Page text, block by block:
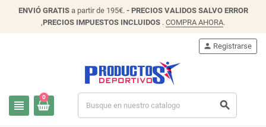
ENVIÓGRATISa partir de 195€. - PRECIOS VALIDOS SALVO ERROR
,PRECIOS IMPUESTOS INCLUIDOS . COMPRA AHORA.
view_headline
person Registrarse
0
search